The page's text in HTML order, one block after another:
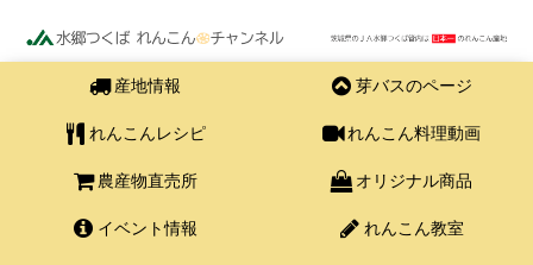
産地情報 芽バスのページ
れんこんレシピ れんこん料理動画
農産物直売所 オリジナル商品
イベント情報 れんこん教室